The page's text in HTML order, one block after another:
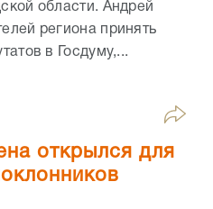
области. Андрей
региона принять
в Госдуму,...
открылся для